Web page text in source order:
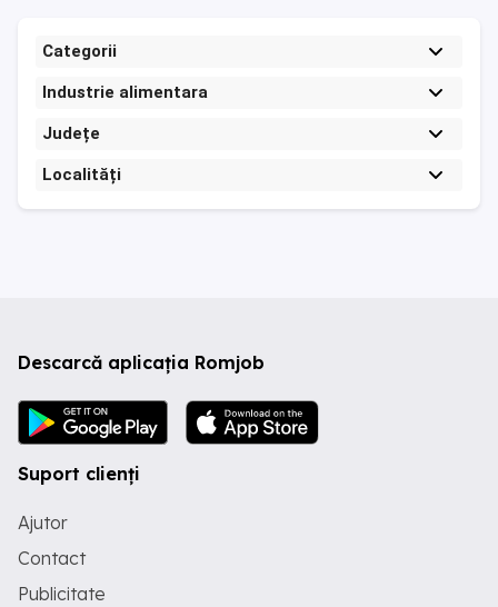
Categorii
Industrie alimentara
Județe
Localități
Descarcă aplicația Romjob
Suport clienți
Ajutor
Contact
Publicitate